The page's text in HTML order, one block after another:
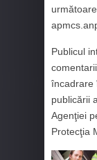
Publicul
încadrare
publicării
Agenţiei
Protecţia